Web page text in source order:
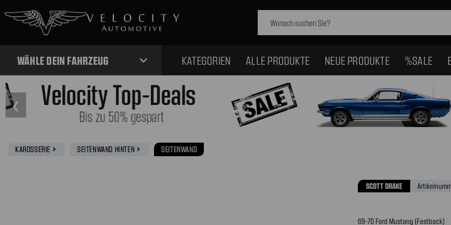
WÄHLE DEIN FAHRZEUG expand_more KATEGORIEN ALLE PRODUKTE NEUE PRODUKTE %SALE
❮
KAROSSERIE navigate_next SEITENWAND HINTEN navigate_next SEITENWAND
SCOTT DRAKE
69-70 Ford Mustang (Fastback)